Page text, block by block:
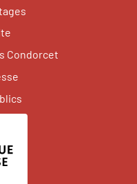
Condorcet